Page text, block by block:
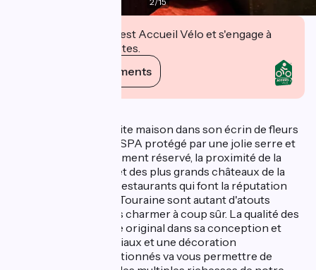
Cet établissement est Accueil Vélo et s'engage à
accueillir des cyclistes.
Voir ses engagements
Cette charmante petite maison dans son écrin de fleurs
et de végétation, son SPA protégé par une jolie serre et
qui vous est exclusivement réservé, la proximité de la
capitale tourangelle et des plus grands châteaux de la
Loire, les nombreux restaurants qui font la réputation
gastronomique de la Touraine sont autant d'atouts
majeurs qui vont vous charmer à coup sûr. La qualité des
prestations de ce gîte original dans sa conception et
proposant des matériaux et une décoration
judicieusement sélectionnés va vous permettre de